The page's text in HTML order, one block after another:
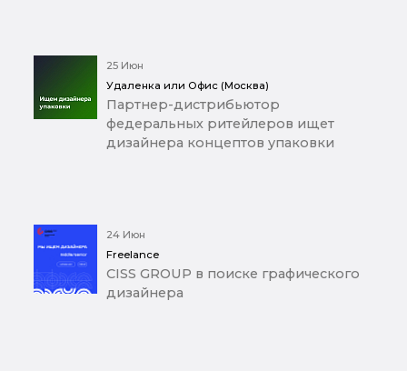
25 Июн
Удаленка или Офис (Москва)
Партнер-дистрибьютор
федеральных ритейлеров ищет
дизайнера концептов упаковки
24 Июн
Freelance
CISS GROUP в поиске графического
дизайнера